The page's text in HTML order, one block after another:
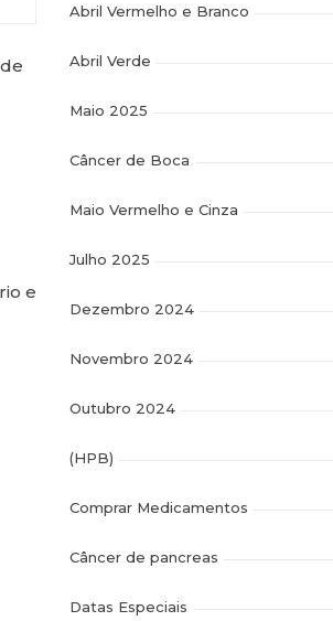
e
Abril Vermelho e Branco
Abril Verde
Maio 2025
Câncer de Boca
Maio Vermelho e Cinza
Julho 2025
Dezembro 2024
Novembro 2024
Outubro 2024
(HPB)
Comprar Medicamentos
Câncer de pancreas
Datas Especiais